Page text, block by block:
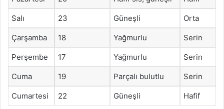
Salı 23 Güneşli Orta
Çarşamba 18 Yağmurlu Serin
Perşembe 17 Yağmurlu Serin
Cuma 19 Parçalı bulutlu Serin
Cumartesi 22 Güneşli Hafif